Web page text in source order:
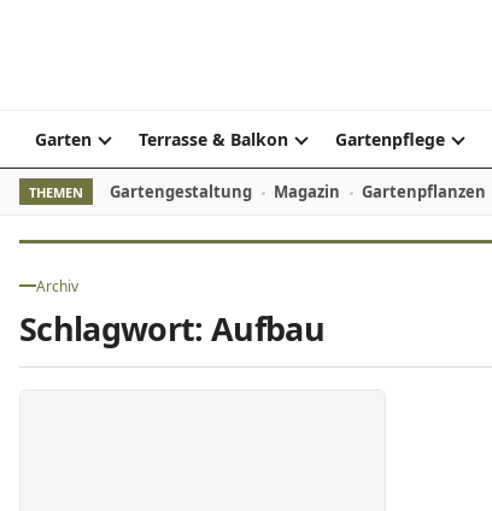
Garten Terrasse & Balkon Gartenpflege
THEMEN Gartengestaltung Magazin Gartenpflanzen
Archiv
Schlagwort: Aufbau